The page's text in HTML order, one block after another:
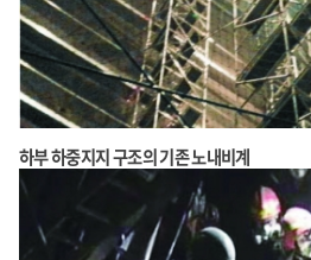
하부 하중지지 구조의 기존 노내비계